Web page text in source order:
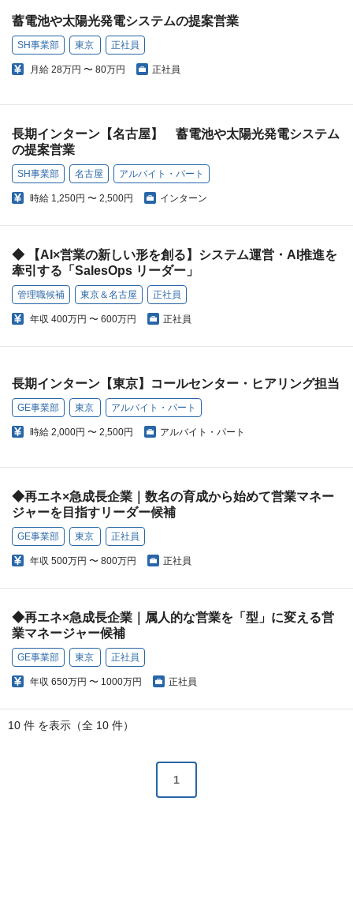
蓄電池や太陽光発電システムの提案営業
SH事業部 東京 正社員
月給 28万円 〜 80万円 正社員
長期インターン【名古屋】 蓄電池や太陽光発電システム
の提案営業
SH事業部 名古屋 アルバイト・パート
時給 1,250円 〜 2,500円 インターン
◆ 【AI×営業の新しい形を創る】システム運営・AI推進を
牽引する「SalesOps リーダー」
管理職候補 東京＆名古屋 正社員
年収 400万円 〜 600万円 正社員
長期インターン【東京】コールセンター・ヒアリング担当
GE事業部 東京 アルバイト・パート
時給 2,000円 〜 2,500円 アルバイト・パート
◆再エネ×急成長企業｜数名の育成から始めて営業マネー
ジャーを目指すリーダー候補
GE事業部 東京 正社員
年収 500万円 〜 800万円 正社員
◆再エネ×急成長企業｜属人的な営業を「型」に変える営
業マネージャー候補
GE事業部 東京 正社員
年収 650万円 〜 1000万円 正社員
10 件 を表示（全 10 件）
1